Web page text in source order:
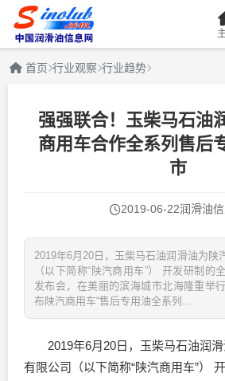
首页 行业观察 行业趋势
强强联合！玉柴马石油
商用车合作全系列售后
市
2019-06-22润滑油
2019年6月20日，玉柴马石油润滑油为陕
（以下简称“陕汽商用车”） 开发研制的
发布会，在美丽的滨海城市北海隆重举
布陕汽商用车“售后专用油全系列...
2019年6月20日，玉柴马石油润
有限公司（以下简称“陕汽商用车”）